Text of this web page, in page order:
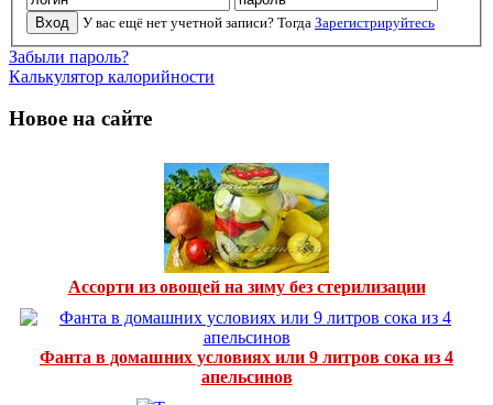
У вас ещё нет учетной записи? Тогда Зарегистрируйтесь
Забыли пароль?
Калькулятор калорийности
Новое на сайте
Ассорти из овощей на зиму без стерилизации
Фанта в домашних условиях или 9 литров сока из 4
апельсинов